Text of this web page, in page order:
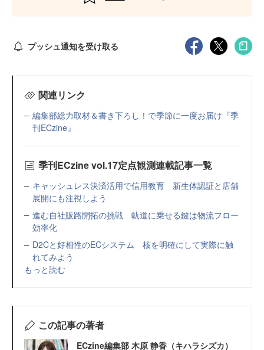
プッシュ通知を受け取る
関連リンク
編集部総力取材＆書き下ろし！で季節に一度お届け『季
刊ECzine』
季刊ECzine vol.17定点観測連載記事一覧
キャッシュレス決済活用で信用教育 新生体認証と店舗
展開にも注視しよう
進む自社販路開拓の挑戦 軌道に乗せる鍵は物流フロー
効率化
D2Cと好相性のECシステム 核を明確にして実際に触
れてみよう
もっと読む
この記事の著者
ECzine編集部 木原 静香（キハラシズカ）